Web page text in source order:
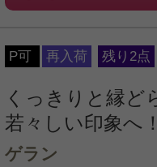
P可 再入荷 残り2点
くっきりと縁ど
若々しい印象へ
ゲラン